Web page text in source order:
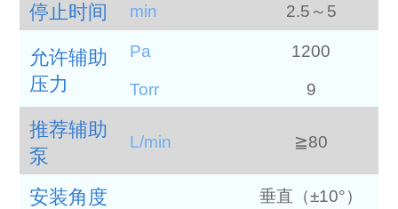
停止时间 min 2.5～5
允许辅助
压力
Pa 1200
Torr 9
推荐辅助
泵
L/min ≧80
安装角度 垂直（±10°）